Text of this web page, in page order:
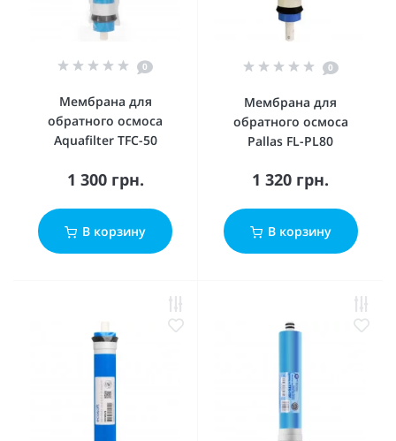
0
Мембрана для
обратного осмоса
Aquafilter TFC-50
1 300 грн.
В корзину
0
Мембрана для
обратного осмоса
Pallas FL-PL80
1 320 грн.
В корзину